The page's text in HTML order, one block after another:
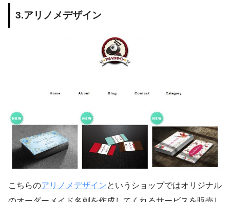
3.アリノメデザイン
こちらのアリノメデザインというショップではオリジナル